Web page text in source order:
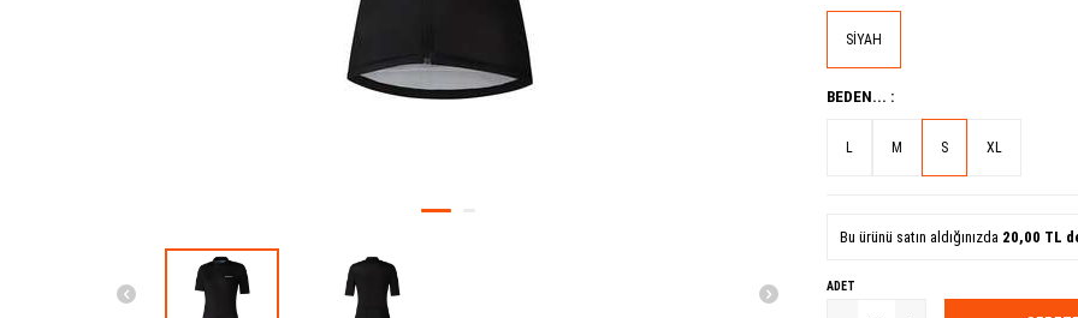
SİYAH
BEDEN... :
L M S XL
Bu ürünü satın aldığınızda 20,00 TL
ADET